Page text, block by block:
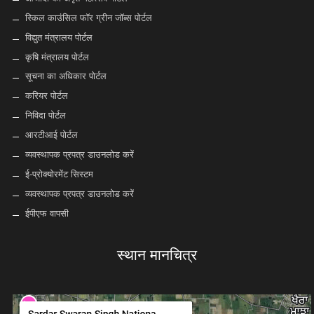
स्किल काउंसिल फॉर ग्रीन जॉब्स पोर्टल
विद्युत मंत्रालय पोर्टल
कृषि मंत्रालय पोर्टल
सूचना का अधिकार पोर्टल
करियर पोर्टल
निविदा पोर्टल
आरटीआई पोर्टल
व्यवस्थापक प्रपत्र डाउनलोड करें
ई-प्रोक्योरमेंट सिस्टम
व्यवस्थापक प्रपत्र डाउनलोड करें
ईपीएफ वापसी
स्थान मानचित्र